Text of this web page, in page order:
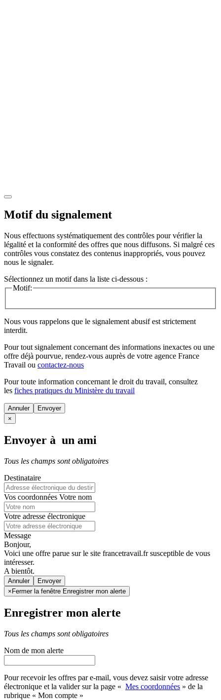
Motif du signalement
Nous effectuons systématiquement des contrôles pour vérifier la
légalité et la conformité des offres que nous diffusons. Si malgré ces
contrôles vous constatez des contenus inappropriés, vous pouvez
nous le signaler.
Sélectionnez un motif dans la liste ci-dessous :
Motif:
Nous vous rappelons que le signalement abusif est strictement
interdit.
Pour tout signalement concernant des informations inexactes ou une
offre déjà pourvue, rendez-vous auprès de votre agence France
Travail ou contactez-nous
Pour toute information concernant le droit du travail, consultez
les fiches pratiques du Ministère du travail
Annuler
×
Envoyer à un ami
Tous les champs sont obligatoires
Destinataire
Vos coordonnées Votre nom
Votre adresse électronique
Message
Bonjour,
Voici une offre parue sur le site francetravail.fr susceptible de vous
intéresser.
A bientôt.
Annuler
× Fermer la fenêtre Enregistrer mon alerte
Enregistrer mon alerte
Tous les champs sont obligatoires
Nom de mon alerte
Pour recevoir les offres par e-mail, vous devez saisir votre adresse
électronique et la valider sur la page « Mes coordonnées » de la
rubrique « Mon compte »